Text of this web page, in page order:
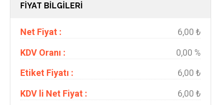
FİYAT BİLGİLERİ
Net Fiyat :
6,00 ₺
KDV Oranı :
0,00 %
Etiket Fiyatı :
6,00 ₺
KDV li Net Fiyat :
6,00 ₺